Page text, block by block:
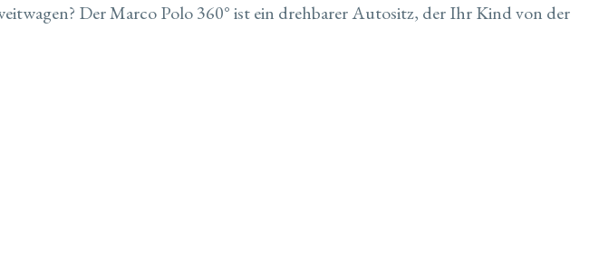
Der Marco Polo 360° ist ein drehbarer Autositz, der Ihr Kind von der